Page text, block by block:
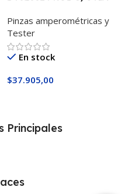
Pinzas amperométricas y
Tester
En stock
$37.905,00
Principales